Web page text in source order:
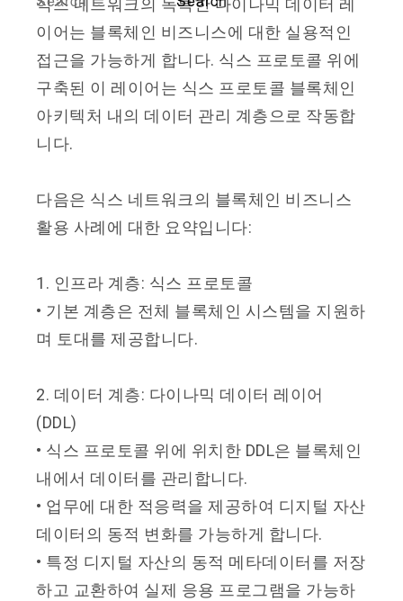
식스 네트워크의 독특한 다이나믹 데이터 레
이어는 블록체인 비즈니스에 대한 실용적인
접근을 가능하게 합니다. 식스 프로토콜 위에
구축된 이 레이어는 식스 프로토콜 블록체인
아키텍처 내의 데이터 관리 계층으로 작동합
니다.
다음은 식스 네트워크의 블록체인 비즈니스
활용 사례에 대한 요약입니다:
1. 인프라 계층: 식스 프로토콜
• 기본 계층은 전체 블록체인 시스템을 지원하
며 토대를 제공합니다.
2. 데이터 계층: 다이나믹 데이터 레이어
(DDL)
• 식스 프로토콜 위에 위치한 DDL은 블록체인
내에서 데이터를 관리합니다.
• 업무에 대한 적응력을 제공하여 디지털 자산
데이터의 동적 변화를 가능하게 합니다.
• 특정 디지털 자산의 동적 메타데이터를 저장
하고 교환하여 실제 응용 프로그램을 가능하